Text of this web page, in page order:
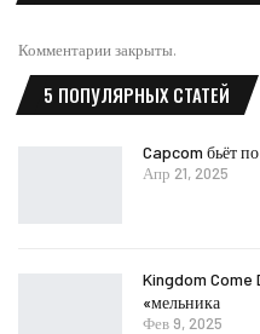
Комментарии закрыты.
5 ПОПУЛЯРНЫХ СТАТЕЙ
Capcom бьёт
Апр 21, 2025
Kingdom Come
«мельника
Фев 9, 2025